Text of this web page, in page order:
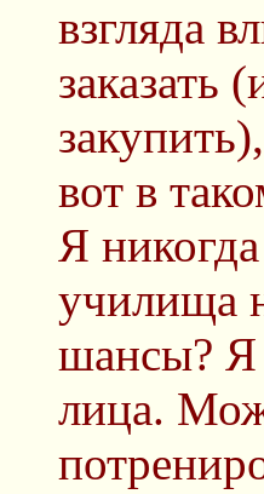
взгляда
заказать
вот в
Я
училища
шансы? Я
лица.